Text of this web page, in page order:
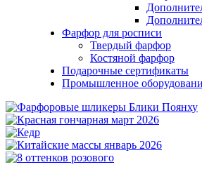
Фарфор для росписи
Твердый фарфор
Костяной фарфор
Подарочные сертификаты
Промышленное